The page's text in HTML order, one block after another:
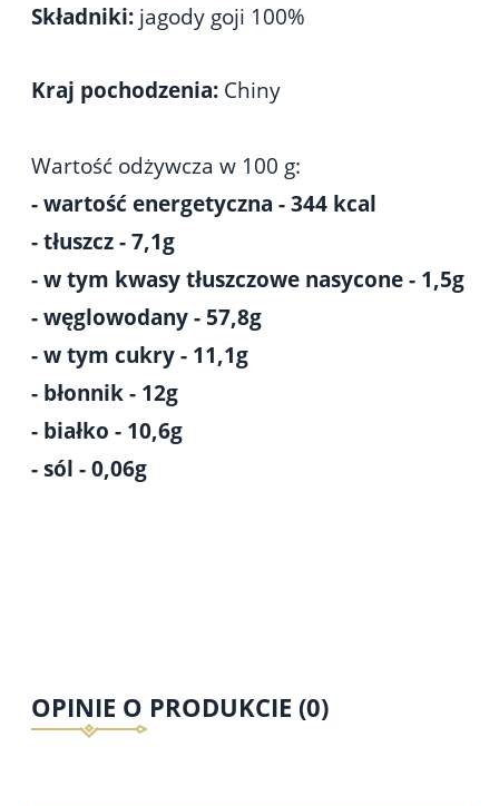
Składniki: jagody goji 100%
Kraj pochodzenia: Chiny
Wartość odżywcza w 100 g:
- wartość energetyczna - 344 kcal
- tłuszcz - 7,1g
- w tym kwasy tłuszczowe nasycone - 1,5g
- węglowodany - 57,8g
- w tym cukry - 11,1g
- błonnik - 12g
- białko - 10,6g
- sól - 0,06g
OPINIE O PRODUKCIE (0)